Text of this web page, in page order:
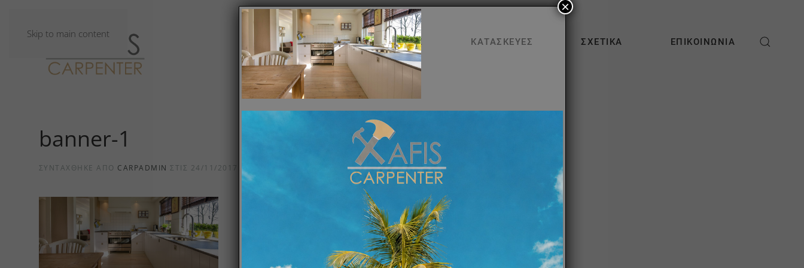
Skip to main content
ΑΡΧΙΚΉ ΥΠΗΡΕΣΊΕΣ ΚΑΤΑΣΚΕΥΈΣ ΣΧΕΤΙΚΆ ΕΠΙΚΟΙΝΩΝΊΑ
banner-1
ΣΥΝΤΆΧΘΗΚΕ ΑΠΌ CARPADMIN ΣΤΙΣ 24/11/2017
×